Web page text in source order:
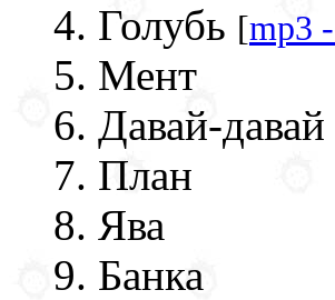
Голубь [mp3
Мент
Давай-давай
План
Ява
Банка